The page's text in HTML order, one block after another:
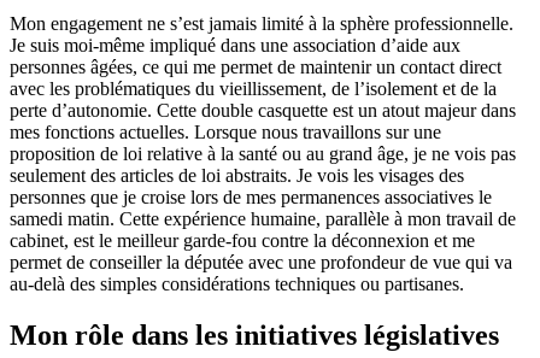
Mon engagement ne s’est jamais limité à la sphère professionnelle.
Je suis moi-même impliqué dans une association d’aide aux
personnes âgées, ce qui me permet de maintenir un contact direct
avec les problématiques du vieillissement, de l’isolement et de la
perte d’autonomie. Cette double casquette est un atout majeur dans
mes fonctions actuelles. Lorsque nous travaillons sur une
proposition de loi relative à la santé ou au grand âge, je ne vois pas
seulement des articles de loi abstraits. Je vois les visages des
personnes que je croise lors de mes permanences associatives le
samedi matin. Cette expérience humaine, parallèle à mon travail de
cabinet, est le meilleur garde-fou contre la déconnexion et me
permet de conseiller la députée avec une profondeur de vue qui va
au-delà des simples considérations techniques ou partisanes.
Mon rôle dans les initiatives législatives